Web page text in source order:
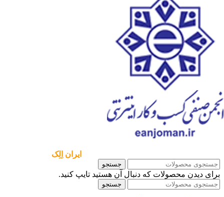
ایران اِلِک
جستجو
برای دیدن محصولات که دنبال آن هستید تایپ کنید.
جستجو